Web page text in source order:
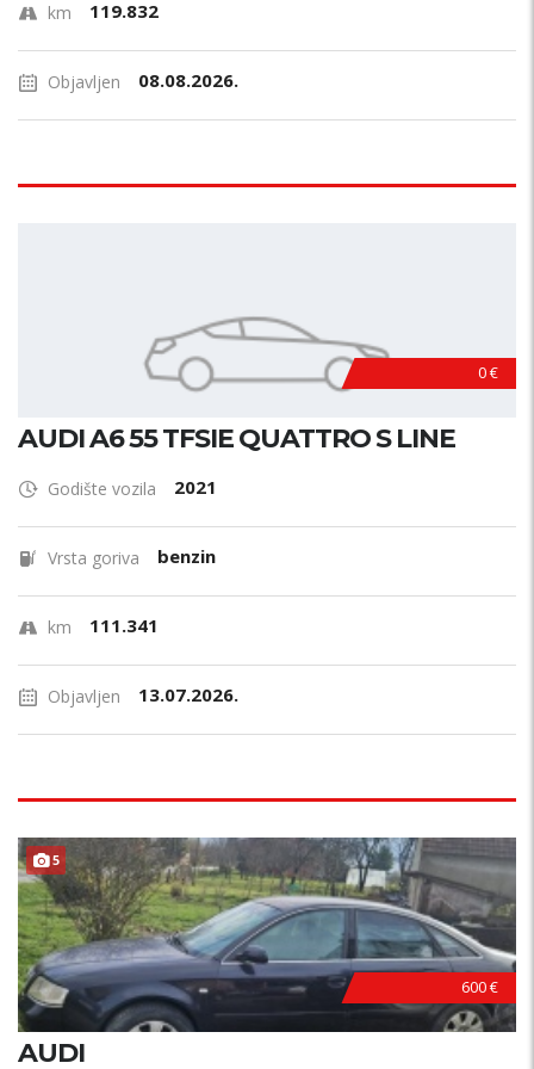
km 119.832
Objavljen 08.08.2026.
0 €
AUDI A6 55 TFSIE QUATTRO S LINE
Godište vozila 2021
Vrsta goriva benzin
km 111.341
Objavljen 13.07.2026.
5
600 €
AUDI